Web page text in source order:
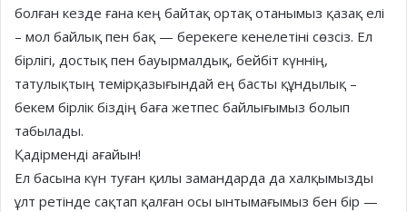
болған кезде ғана кең байтақ ортақ отанымыз қазақ елі
– мол байлық пен бақ — берекеге кенелетіні сөзсіз. Ел
бірлігі, достық пен бауырмалдық, бейбіт күннің,
татулықтың темірқазығындай ең басты құндылық –
бекем бірлік біздің баға жетпес байлығымыз болып
табылады.
Қадірменді ағайын!
Ел басына күн туған қилы замандарда да халқымызды
ұлт ретінде сақтап қалған осы ынтымағымыз бен бір —